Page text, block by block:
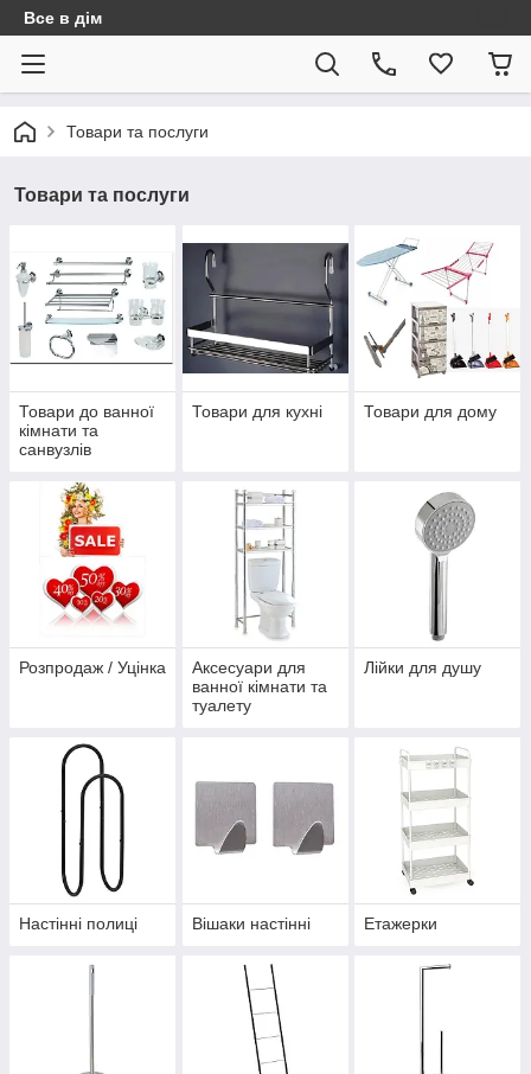
Все в дім
Товари та послуги
Товари та послуги
Товари до ванної
кімнати та
санвузлів
Товари для кухні Товари для дому
Розпродаж / Уцінка
Аксесуари для
ванної кімнати та
туалету
Лійки для душу
Настінні полиці Вішаки настінні Етажерки